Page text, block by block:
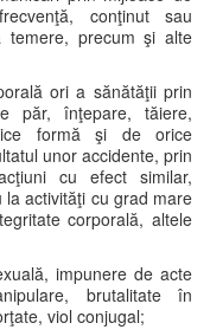
conţinut sau
temere, precum şi alte
ori a sănătăţii prin
păr, înţepare, tăiere,
formă şi de orice
unor accidente, prin
cu efect similar,
activităţi cu grad mare
corporală, altele
impunere de acte
brutalitate în
viol conjugal;